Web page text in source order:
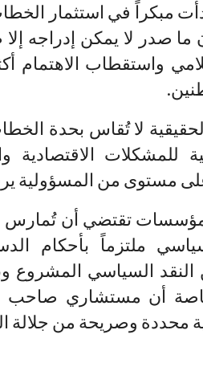
مبكراً في استثمار
صدر لا يمكن إدراجه إلا
واستقطاب الاهتمام
لا تُقاس بحدة
للمشكلات الاقتصادية
مستوى من المسؤولية
تقتضي أن تُمارس
ملتزماً بأحكام
النقد السياسي المشروع
أن مستشاري صاحب
محددة وصريحة من جلالة